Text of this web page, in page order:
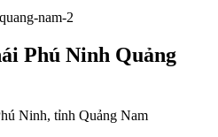
Phú Ninh Quảng
Ninh, tỉnh Quảng Nam